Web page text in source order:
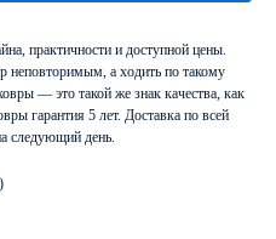
практичности и доступной цены.
неповторимым, а ходить по такому
— это такой же знак качества, как
гарантия 5 лет. Доставка по всей
следующий день.